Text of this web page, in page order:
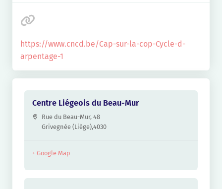
https://www.cncd.be/Cap-sur-la-cop-Cycle-d-
arpentage-1
Centre Liégeois du Beau-Mur
Rue du Beau-Mur, 48
Grivegnée (Liège),4030
+ Google Map